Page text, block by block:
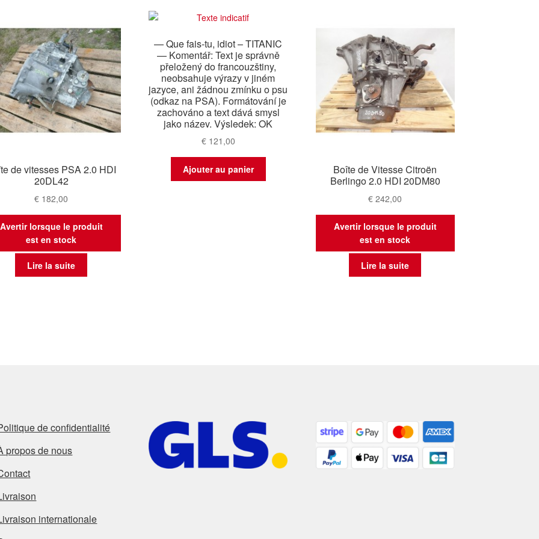
de vitesses PSA 2.0 HDI
20DL42
€ 182,00
Avertir lorsque le produit
est en stock
Lire la suite
— Que fais-tu, idiot – TITANIC
— Komentář: Text je správně
přeložený do francouzštiny,
neobsahuje výrazy v jiném
jazyce, ani žádnou zmínku o psu
(odkaz na PSA). Formátování je
zachováno a text dává smysl
jako název. Výsledek: OK
€121,00
Ajouter au panier
Boîte de Vitesse Citroën
Berlingo 2.0 HDI 20DM80
€ 242,00
Avertir lorsque le produit
est en stock
Lire la suite
de confidentialité
propos de nous
internationale